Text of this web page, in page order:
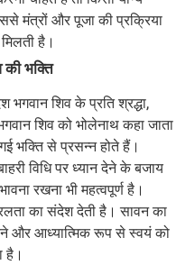
मंत्रों और पूजा की प्रक्रिया
है।
भक्ति
शिव के प्रति श्रद्धा,
शिव को भोलेनाथ कहा जाता
भक्ति से प्रसन्न होते हैं।
विधि पर ध्यान देने के बजाय
रखना भी महत्वपूर्ण है।
का संदेश देती है। सावन का
और आध्यात्मिक रूप से स्वयं को
है।